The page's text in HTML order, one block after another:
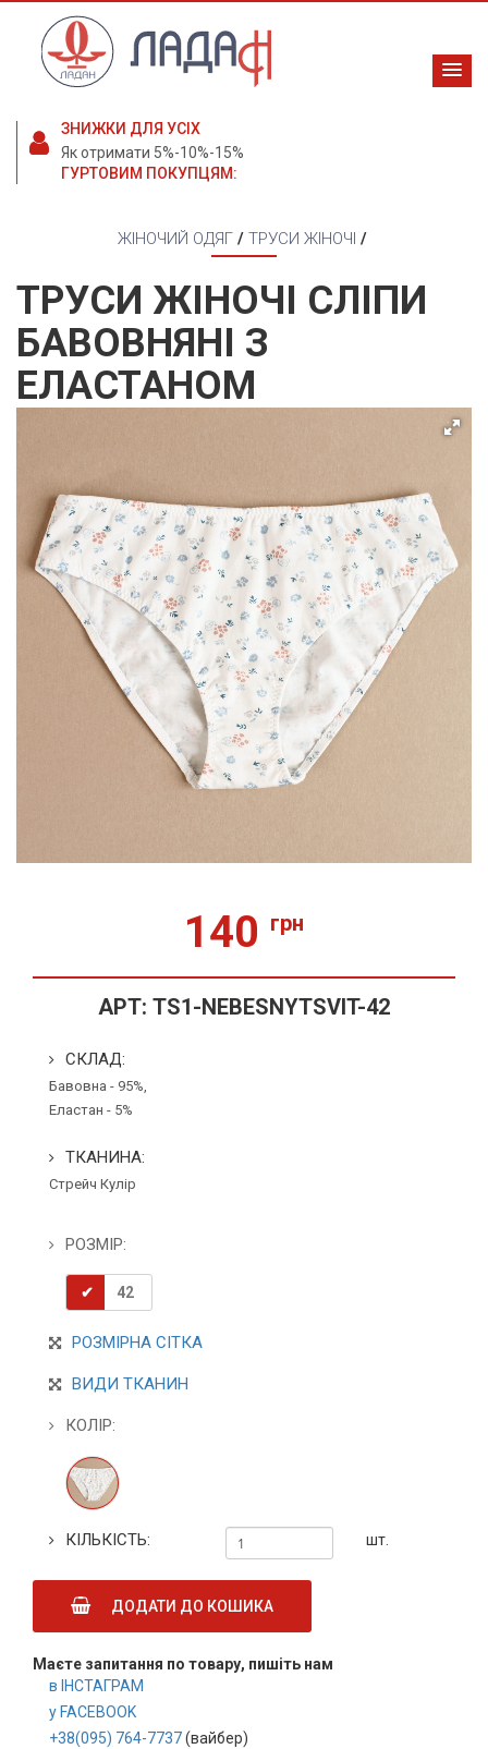
ЗНИЖКИ ДЛЯ УСІХ
Як отримати 5%-10%-15%
ГУРТОВИМ ПОКУПЦЯМ:
ЖІНОЧИЙ ОДЯГ/ ТРУСИ ЖІНОЧІ /
ТРУСИ ЖІНОЧІ СЛІПИ
БАВОВНЯНІ З
ЕЛАСТАНОМ
140 грн
АРТ: TS1-NEBESNYTSVIT-42
СКЛАД:
Бавовна - 95%,
Еластан - 5%
ТКАНИНА:
Стрейч Кулір
РОЗМІР:
42
РОЗМІРНА СІТКА
ВИДИ ТКАНИН
КОЛІР:
КІЛЬКІСТЬ: шт.
ДОДАТИ ДО КОШИКА
Маєте запитання по товару, пишіть нам
в ІНСТАГРАМ
у FACEBOOK
+38(095) 764-7737(вайбер)